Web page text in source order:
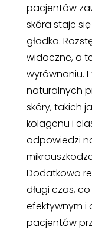
pacjentów
skóra staje
gładka.
widoczne, a
wyrównaniu.
naturalnych
skóry, takich
kolagenu i
odpowiedzi
Dodatkowo
długi czas,
efektywnym i
pacjentów